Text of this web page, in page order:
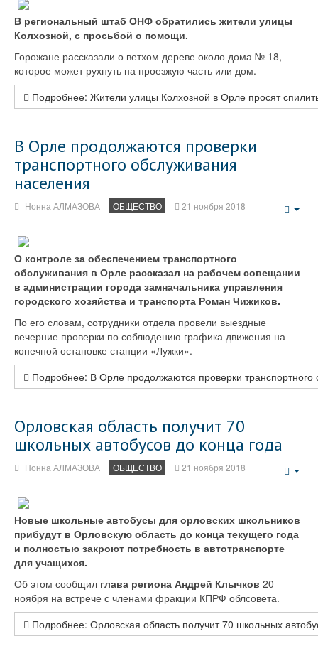
В региональный штаб ОНФ обратились жители улицы
Колхозной, с просьбой о помощи.
Горожане рассказали о ветхом дереве около дома № 18,
которое может рухнуть на проезжую часть или дом.
Подробнее: Жители улицы Колхозной в Орле просят
В Орле продолжаются проверки
транспортного обслуживания
населения
Нонна АЛМАЗОВА ОБЩЕСТВО 21 ноября 2018
О контроле за обеспечением транспортного
обслуживания в Орле рассказал на рабочем совещании
в администрации города замначальника управления
городского хозяйства и транспорта Роман Чижиков.
По его словам, сотрудники отдела провели выездные
вечерние проверки по соблюдению графика движения на
конечной остановке станции «Лужки».
Подробнее: В Орле продолжаются проверки транспортного
Орловская область получит 70
школьных автобусов до конца года
Нонна АЛМАЗОВА ОБЩЕСТВО 21 ноября 2018
Новые школьные автобусы для орловских школьников
прибудут в Орловскую область до конца текущего года
и полностью закроют потребность в автотранспорте
для учащихся.
Об этом сообщил глава региона Андрей Клычков 20
ноября на встрече с членами фракции КПРФ облсовета.
Подробнее: Орловская область получит 70 школьных